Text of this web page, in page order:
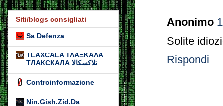
Anonimo
Solite
Rispondi
Siti/blogs consigliati
Sa Defenza
TLAXCALA ΤΛΑΞΚΑΛΑ
ТЛАКСКАЛА تلاكسكالا
Controinformazione
Nin.Gish.Zid.Da